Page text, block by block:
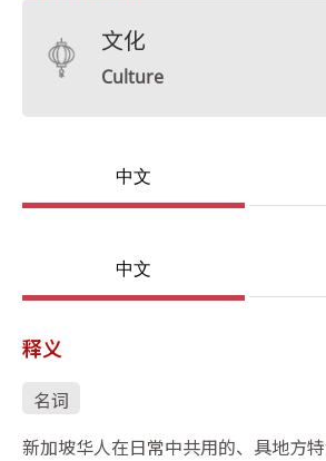
文化
Culture
中文
中文
释义
名词
新加坡华人在日常中共用的、具地方特